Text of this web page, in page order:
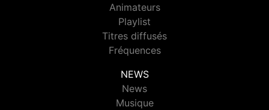
Animateurs
Playlist
Titres diffusés
Fréquences
NEWS
News
Musique